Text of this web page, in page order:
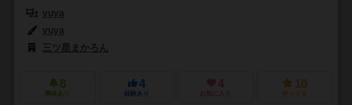
yuya
yuya
三ツ星まかろん
8
興味あり
4
経験あり
4
お気に入り
10
持ってる